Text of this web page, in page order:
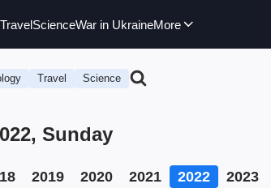
TravelScienceWar in UkraineMore
Travel Science
Sunday
2019 2020 2021 2022 2023